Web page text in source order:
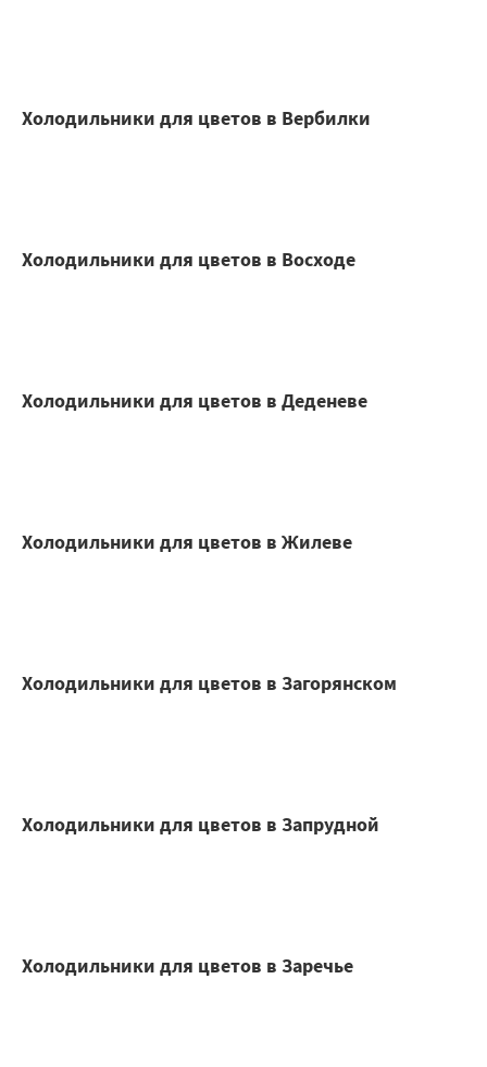
Холодильники для цветов в Вербилки
Холодильники для цветов в Восходе
Холодильники для цветов в Деденеве
Холодильники для цветов в Жилеве
Холодильники для цветов в Загорянском
Холодильники для цветов в Запрудной
Холодильники для цветов в Заречье